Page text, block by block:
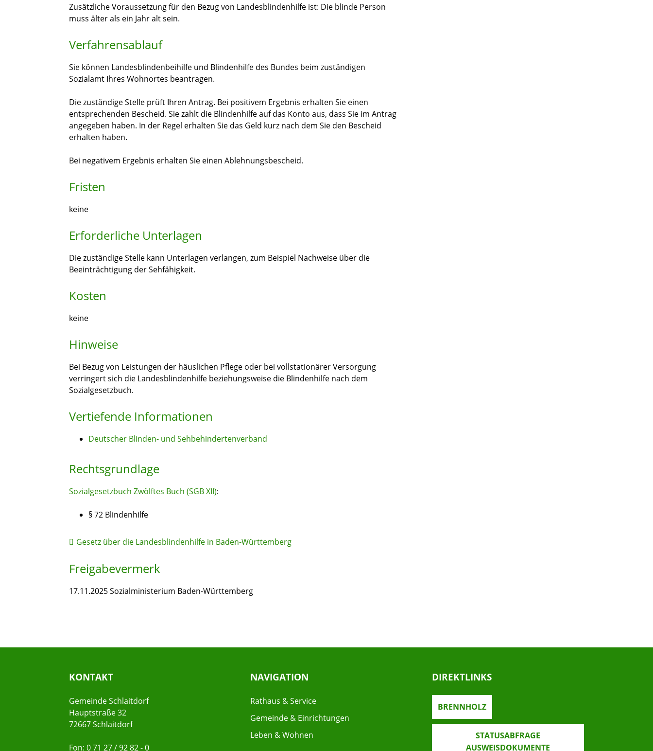
Zusätzliche Voraussetzung für den Bezug von Landesblindenhilfe ist: Die blinde Person
muss älter als ein Jahr alt sein.
Verfahrensablauf
Sie können Landesblindenbeihilfe und Blindenhilfe des Bundes beim zuständigen
Sozialamt Ihres Wohnortes beantragen.
Die zuständige Stelle prüft Ihren Antrag. Bei positivem Ergebnis erhalten Sie einen
entsprechenden Bescheid. Sie zahlt die Blindenhilfe auf das Konto aus, dass Sie im Antrag
angegeben haben. In der Regel erhalten Sie das Geld kurz nach dem Sie den Bescheid
erhalten haben.
Bei negativem Ergebnis erhalten Sie einen Ablehnungsbescheid.
Fristen
keine
Erforderliche Unterlagen
Die zuständige Stelle kann Unterlagen verlangen, zum Beispiel Nachweise über die
Beeinträchtigung der Sehfähigkeit.
Kosten
keine
Hinweise
Bei Bezug von Leistungen der häuslichen Pflege oder bei vollstationärer Versorgung
verringert sich die Landesblindenhilfe beziehungsweise die Blindenhilfe nach dem
Sozialgesetzbuch.
Vertiefende Informationen
Deutscher Blinden- und Sehbehindertenverband
Rechtsgrundlage
Sozialgesetzbuch Zwölftes Buch (SGB XII):
§ 72 Blindenhilfe
Gesetz über die Landesblindenhilfe in Baden-Württemberg
Freigabevermerk
17.11.2025Sozialministerium Baden-Württemberg
KONTAKT
Gemeinde Schlaitdorf
Hauptstraße 32
72667 Schlaitdorf
Fon: 0 71 27 / 92 82 - 0
NAVIGATION
Rathaus & Service
Gemeinde & Einrichtungen
Leben & Wohnen
DIREKTLINKS
BRENNHOLZ
STATUSABFRAGE
AUSWEISDOKUMENTE